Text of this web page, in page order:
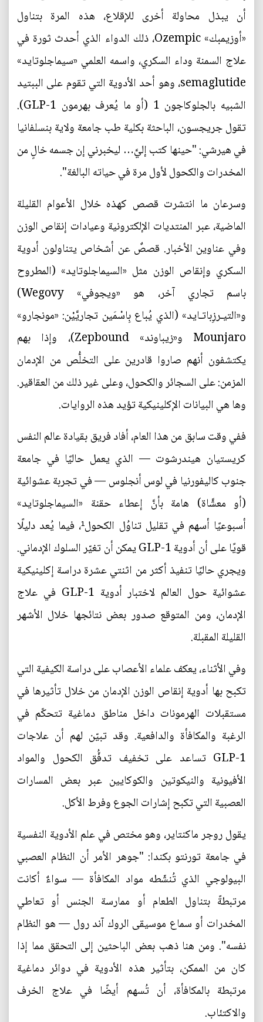
أن يبذل محاولة أخرى للإقلاع، هذه المرة بتناول
«أوزيمبك» Ozempic، ذلك الدواء الذي أحدث ثورة في
علاج السمنة وداء السكري، واسمه العلمي «سيماجلوتايد»
semaglutide، وهو أحد الأدوية التي تقوم على الببتيد
الشبيه بالجلوكاجون 1 (أو ما يُعرف بهرمون GLP-1).
تقول جريجسون، الباحثة بكلية طب جامعة ولاية بنسلفانيا
في هيرشي: "حينها كتب إليَّ… ليخبرني إن جسمه خالٍ من
المخدرات والكحول لأول مرة في حياته البالغة".
وسرعان ما انتشرت قصص كهذه خلال الأعوام القليلة
الماضية، عبر المنتديات الإلكترونية وعيادات إنقاص الوزن
وفي عناوين الأخبار. قصصٌ عن أشخاص يتناولون أدوية
السكري وإنقاص الوزن مثل «السيماجلوتايد» (المطروح
باسم تجاري آخر، هو «ويجوفي» Wegovy)
و«التيـرزِباتـايد» (الذي يُباع بِاسْمَين تجاريَّيْن: «مونجارو»
Mounjaro و«زيباوند» Zepbound)، وإذا بهم
يكتشفون أنهم صاروا قادرين على التخلُّص من الإدمان
المزمن: على السجائر والكحول، وعلى غير ذلك من العقاقير.
وها هي البيانات الإكلينيكية تؤيد هذه الروايات.
ففي وقت سابق من هذا العام، أفاد فريق بقيادة عالم النفس
كريستيان هيندرشوت — الذي يعمل حاليًا في جامعة
جنوب كاليفورنيا في لوس أنجلوس — في تجربة عشوائية
(أو معشَّاة) هامة بأنَّ إعطاء حقنة «السيماجلوتايد»
أسبوعيًا أسهم في تقليل تناوُل الكحول¹، فيما يُعد دليلًا
قويًا على أن أدوية GLP-1 يمكن أن تغيّر السلوك الإدماني.
ويجري حاليًا تنفيذ أكثر من اثنتي عشرة دراسة إكلينيكية
عشوائية حول العالم لاختبار أدوية GLP-1 في علاج
الإدمان، ومن المتوقع صدور بعض نتائجها خلال الأشهر
القليلة المقبلة.
وفي الأثناء، يعكف علماء الأعصاب على دراسة الكيفية التي
تكبح بها أدوية إنقاص الوزن الإدمان من خلال تأثيرها في
مستقبلات الهرمونات داخل مناطق دماغية تتحكّم في
الرغبة والمكافأة والدافعية. وقد تبيّن لهم أن علاجات
GLP-1 تساعد على تخفيف تدفُّق الكحول والمواد
الأفيونية والنيكوتين والكوكايين عبر بعض المسارات
العصبية التي تكبح إشارات الجوع وفرط الأكل.
يقول روجر ماكنتاير، وهو مختص في علم الأدوية النفسية
في جامعة تورنتو بكندا: "جوهر الأمر أن النظام العصبي
البيولوجي الذي تُنشّطه مواد المكافأة — سواءٌ أكانت
مرتبطةً بتناول الطعام أو ممارسة الجنس أو تعاطي
المخدرات أو سماع موسيقى الروك آند رول — هو النظام
نفسه". ومن هنا ذهب بعض الباحثين إلى التحقق مما إذا
كان من الممكن، بتأثير هذه الأدوية في دوائر دماغية
مرتبطة بالمكافأة، أن تُسهم أيضًا في علاج الخرف
والاكتئاب.